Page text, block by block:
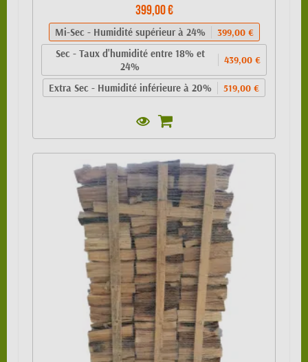
399,00 €
Mi-Sec - Humidité supérieur à 24% 399,00 €
Sec - Taux d'humidité entre 18% et
24%
439,00 €
Extra Sec - Humidité inférieure à 20% 519,00 €